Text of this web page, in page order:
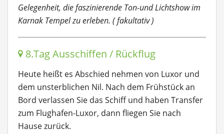
Gelegenheit, die faszinierende Ton-und Lichtshow im
Karnak Tempel zu erleben. ( fakultativ )
8.Tag Ausschiffen / Rückflug
Heute heißt es Abschied nehmen von Luxor und
dem unsterblichen Nil. Nach dem Frühstück an
Bord verlassen Sie das Schiff und haben Transfer
zum Flughafen-Luxor, dann fliegen Sie nach
Hause zurück.